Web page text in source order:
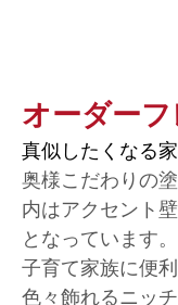
オーダー
真似したくなる
奥様こだわりの
内はアクセント
となっています。
子育て家族に便
色々飾れるニッ